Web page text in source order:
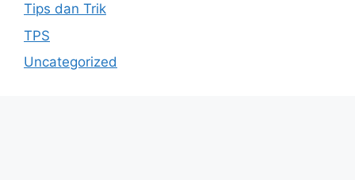
Tips dan Trik
TPS
Uncategorized